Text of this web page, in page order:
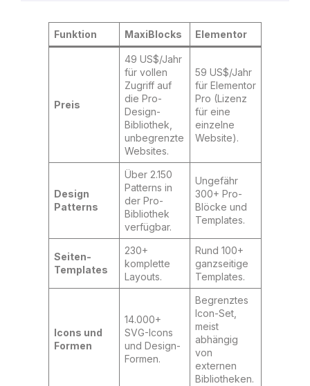
Funktion MaxiBlocks Elementor
Preis
49 US$/Jahr
für vollen
Zugriff auf
die Pro-
Design-
Bibliothek,
unbegrenzte
Websites.
59 US$/Jahr
für Elementor
Pro (Lizenz
für eine
einzelne
Website).
Design
Patterns
Über 2.150
Patterns in
der Pro-
Bibliothek
verfügbar.
Ungefähr
300+ Pro-
Blöcke und
Templates.
Seiten-
Templates
230+
komplette
Layouts.
Rund 100+
ganzseitige
Templates.
Icons und
Formen
14.000+
SVG-Icons
und Design-
Formen.
Begrenztes
Icon-Set,
meist
abhängig
von
externen
Bibliotheken.